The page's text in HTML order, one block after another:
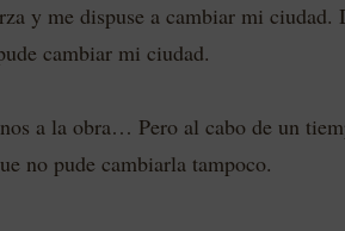
y me dispuse a cambiar mi ciudad.
cambiar mi ciudad.
a la obra… Pero al cabo de un
no pude cambiarla tampoco.